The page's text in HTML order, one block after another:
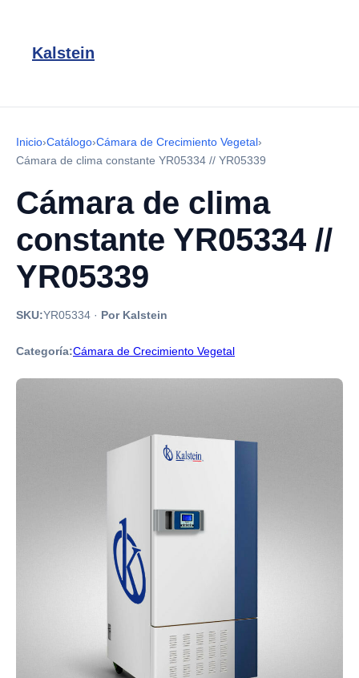
Kalstein
Inicio›Catálogo›Cámara de Crecimiento Vegetal›
Cámara de clima constante YR05334 // YR05339
Cámara de clima
constante YR05334 //
YR05339
SKU:YR05334 · Por Kalstein
Categoría:Cámara de Crecimiento Vegetal